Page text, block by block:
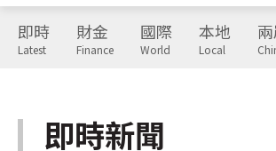
即時
Latest
財金
Finance
國際
World
本地
Local
即時新聞